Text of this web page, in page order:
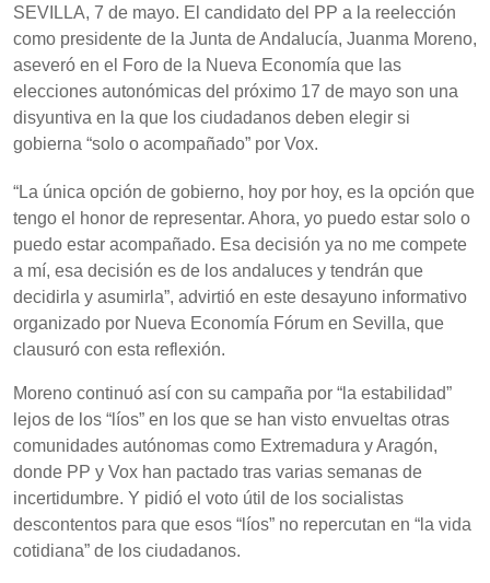
SEVILLA, 7 de mayo. El candidato del PP a la reelección
como presidente de la Junta de Andalucía, Juanma Moreno,
aseveró en el Foro de la Nueva Economía que las
elecciones autonómicas del próximo 17 de mayo son una
disyuntiva en la que los ciudadanos deben elegir si
gobierna “solo o acompañado” por Vox.
“La única opción de gobierno, hoy por hoy, es la opción que
tengo el honor de representar. Ahora, yo puedo estar solo o
puedo estar acompañado. Esa decisión ya no me compete
a mí, esa decisión es de los andaluces y tendrán que
decidirla y asumirla”, advirtió en este desayuno informativo
organizado por Nueva Economía Fórum en Sevilla, que
clausuró con esta reflexión.
Moreno continuó así con su campaña por “la estabilidad”
lejos de los “líos” en los que se han visto envueltas otras
comunidades autónomas como Extremadura y Aragón,
donde PP y Vox han pactado tras varias semanas de
incertidumbre. Y pidió el voto útil de los socialistas
descontentos para que esos “líos” no repercutan en “la vida
cotidiana” de los ciudadanos.